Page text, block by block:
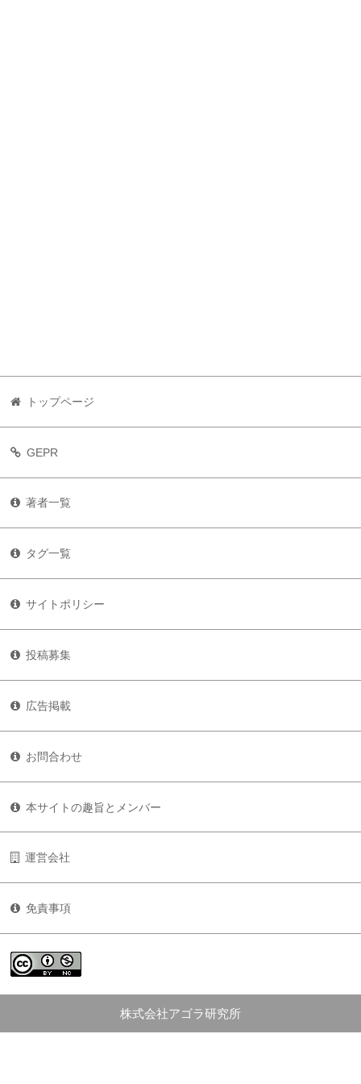
トップページ
GEPR
著者一覧
タグ一覧
サイトポリシー
投稿募集
広告掲載
お問合わせ
本サイトの趣旨とメンバー
運営会社
免責事項
株式会社アゴラ研究所